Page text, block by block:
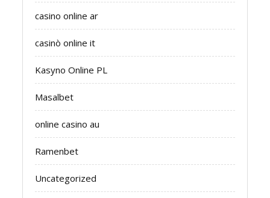
casino online ar
casinò online it
Kasyno Online PL
Masalbet
online casino au
Ramenbet
Uncategorized